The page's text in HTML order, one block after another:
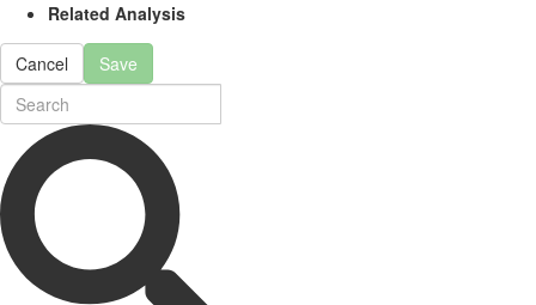
Related Analysis
Cancel Save